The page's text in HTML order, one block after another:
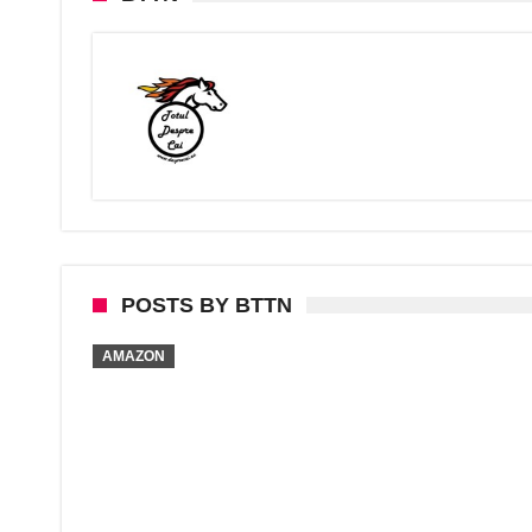
POSTS BY BTTN
AMAZON